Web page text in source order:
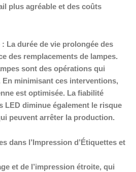
plus agréable et des coûts
La durée de vie prolongée des
des remplacements de lampes.
sont des opérations qui
minimisant ces interventions,
est optimisée. La fiabilité
LED diminue également le risque
peuvent arrêter la production.
dans l’Impression d’Étiquettes et
et de l’impression étroite, qui